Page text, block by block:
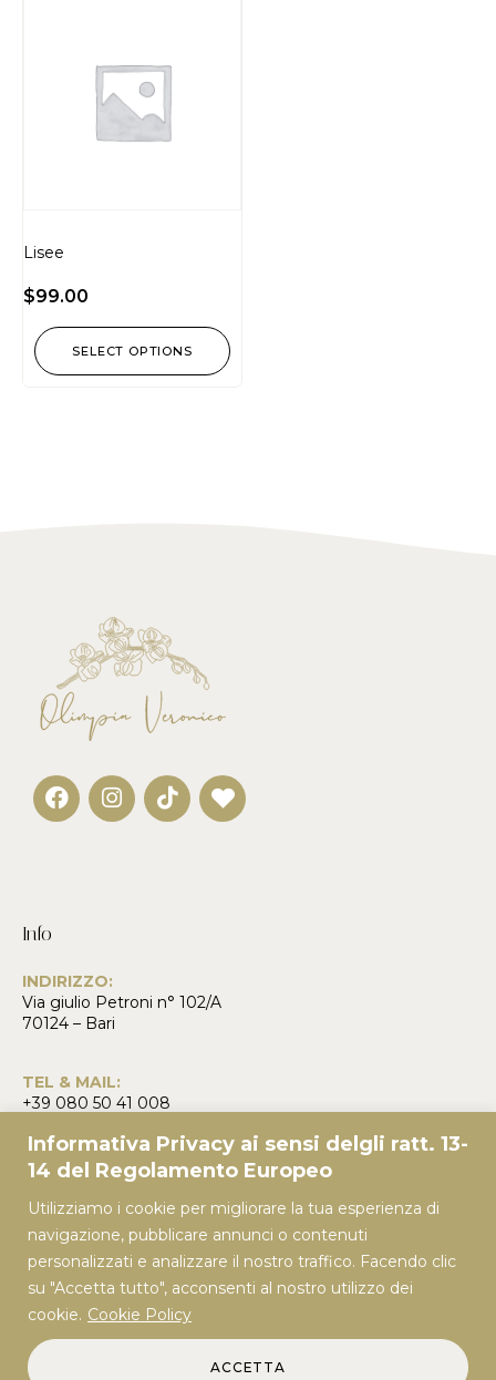
Informativa Privacy ai sensi delgli ratt. 13-
14 del Regolamento Europeo
Utilizziamo i cookie per migliorare la tua esperienza di
navigazione, pubblicare annunci o contenuti
personalizzati e analizzare il nostro traffico. Facendo clic
su "Accetta tutto", acconsenti al nostro utilizzo dei
cookie. Cookie Policy
ACCETTA
Lisee
$99.00
SELECT OPTIONS
Info
INDIRIZZO:
Via giulio Petroni n° 102/A
70124 – Bari
TEL & MAIL:
+39 080 50 41 008
info@olimpiaveronico.it
Pagine
Home
Weddings
Vips
Orari apertura
Lunedì – Sabato:
8:30 – 13:30
09:00 – 13:00